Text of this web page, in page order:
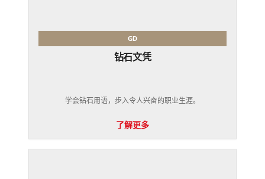
GD
钻石文凭
学会钻石用语，步入令人兴奋的职业生涯。
了解更多